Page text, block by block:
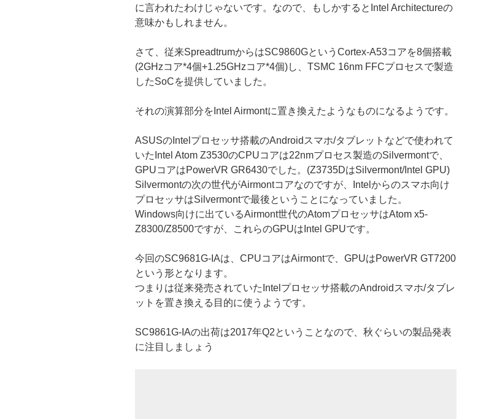
に言われたわけじゃないです。なので、もしかするとIntel Architectureの
意味かもしれません。
さて、従来SpreadtrumからはSC9860GというCortex-A53コアを8個搭載
(2GHzコア*4個+1.25GHzコア*4個)し、TSMC 16nm FFCプロセスで製造
したSoCを提供していました。
それの演算部分をIntel Airmontに置き換えたようなものになるようです。
ASUSのIntelプロセッサ搭載のAndroidスマホ/タブレットなどで使われて
いたIntel Atom Z3530のCPUコアは22nmプロセス製造のSilvermontで、
GPUコアはPowerVR GR6430でした。(Z3735DはSilvermont/Intel GPU)
Silvermontの次の世代がAirmontコアなのですが、Intelからのスマホ向け
プロセッサはSilvermontで最後ということになっていました。
Windows向けに出ているAirmont世代のAtomプロセッサはAtom x5-
Z8300/Z8500ですが、これらのGPUはIntel GPUです。
今回のSC9681G-IAは、CPUコアはAirmontで、GPUはPowerVR GT7200
という形となります。
つまりは従来発売されていたIntelプロセッサ搭載のAndroidスマホ/タブレ
ットを置き換える目的に使うようです。
SC9861G-IAの出荷は2017年Q2ということなので、秋ぐらいの製品発表
に注目しましょう